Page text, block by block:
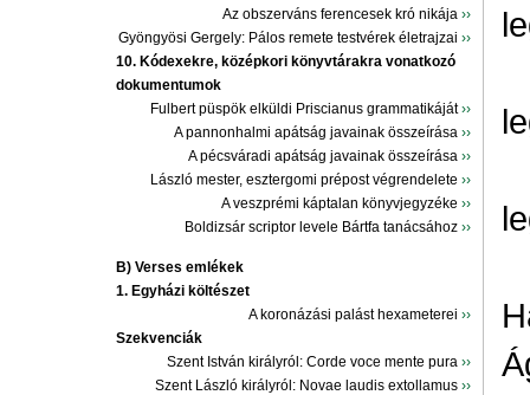
Az obszerváns ferencesek kró nikája ››
Gyöngyösi Gergely: Pálos remete testvérek életrajzai ››
10. Kódexekre, középkori könyvtárakra vonatkozó
dokumentumok
Fulbert püspök elküldi Priscianus grammatikáját››
A pannonhalmi apátság javainak összeírása ››
A pécsváradi apátság javainak összeírása ››
László mester, esztergomi prépost végrendelete ››
A veszprémi káptalan könyvjegyzéke ››
Boldizsár scriptor levele Bártfa tanácsához ››
B) Verses emlékek
1. Egyházi költészet
A koronázási palást hexameterei ››
Szekvenciák
Szent István királyról: Corde voce mente pura ››
Szent László királyról: Novae laudis extollamus ››